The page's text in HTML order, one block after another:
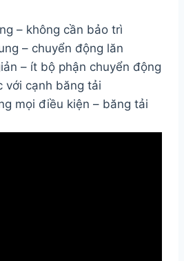
– không cần bảo trì
– chuyển động lăn
– ít bộ phận chuyển động
với cạnh băng tải
mọi điều kiện – băng tải